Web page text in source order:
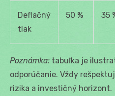
Deflačný
tlak
50 % 35
Poznámka: tabuľka je
odporúčanie. Vždy
rizika a investičný horizont.